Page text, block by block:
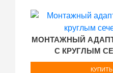
МОНТАЖНЫЙ
С КРУГЛЫМ
КУПИТЬ